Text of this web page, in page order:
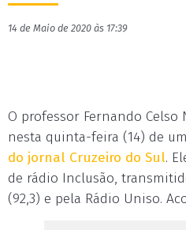
14 de Maio de 2020 às 17:39
O professor Fernando
nesta quinta-feira (14) de
do jornal Cruzeiro do Sul.
de rádio Inclusão,
(92,3) e pela Rádio Uniso.